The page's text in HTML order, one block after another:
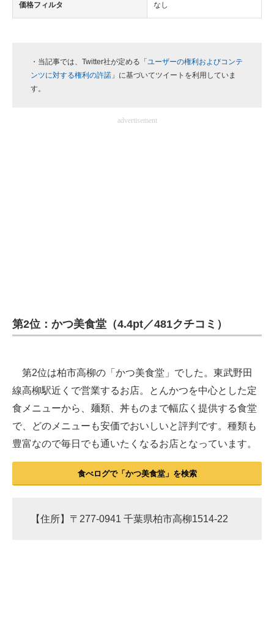
価格フィルタ なし
・当記事では、Twitter社が定める「 ユーザーの権利およびコンテ
ンツに対する権利の許諾 」に基づいてツイートを利用していま
す。
advertisement
第2位：かつ美食堂（4.4pt／481クチコミ）
第2位は柏市高柳の「かつ美食堂」でした。東武野田
線高柳駅近くで営業するお店。とんかつを中心とした定
食メニューから、麺類、丼ものまで幅広く提供する食堂
で、どのメニューも安価でおいしいと評判です。種類も
豊富なので毎日でも通いたくなるお店となっています。
食べログで「かつ美食堂」を検索
【住所】〒277-0941 千葉県柏市高柳1514-22